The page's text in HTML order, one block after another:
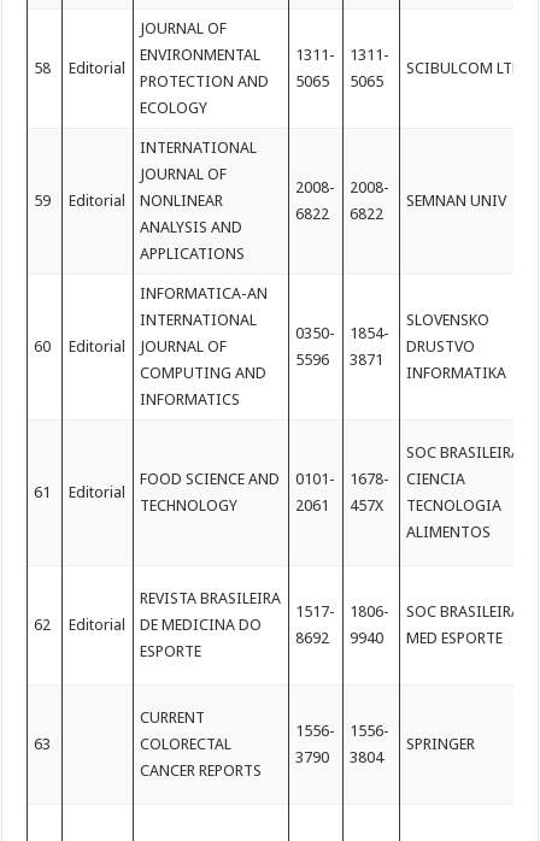
58 Editorial
JOURNAL OF
ENVIRONMENTAL
PROTECTION AND
ECOLOGY
1311-
5065
1311-
5065
SCIBULCOM LTD
59 Editorial
INTERNATIONAL
JOURNAL OF
NONLINEAR
ANALYSIS AND
APPLICATIONS
2008-
6822
2008-
6822
SEMNAN UNIV
60 Editorial
INFORMATICA-AN
INTERNATIONAL
JOURNAL OF
COMPUTING AND
INFORMATICS
0350-
5596
1854-
3871
SLOVENSKO
DRUSTVO
INFORMATIKA
61 Editorial
FOOD SCIENCE AND
TECHNOLOGY
0101-
2061
1678-
457X
SOC BRASILEIRA
CIENCIA
TECNOLOGIA
ALIMENTOS
62 Editorial
REVISTA BRASILEIRA
DE MEDICINA DO
ESPORTE
1517-
8692
1806-
9940
SOC BRASILEIRA
MED ESPORTE
63
CURRENT
COLORECTAL
CANCER REPORTS
1556-
3790
1556-
3804
SPRINGER